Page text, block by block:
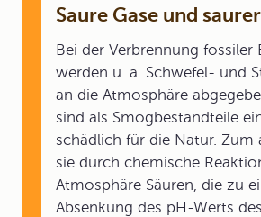
Saure Gase und
Bei der Verbrennung fossiler
werden u. a. Schwefel- und
an die Atmosphäre
sind als Smogbestandteile
schädlich für die Natur. Zum
sie durch chemische
Atmosphäre Säuren, die zu
Absenkung des pH-Werts